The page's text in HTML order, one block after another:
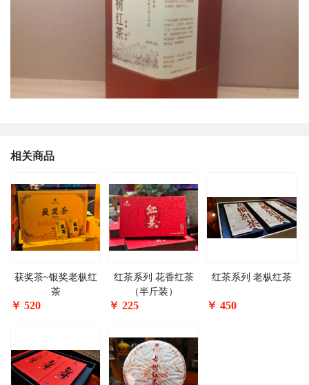
相关商品
获奖茶~银奖老枞红
茶
￥ 520
红茶系列 花香红茶
（半斤装）
￥ 225
红茶系列 老枞红茶
￥ 450